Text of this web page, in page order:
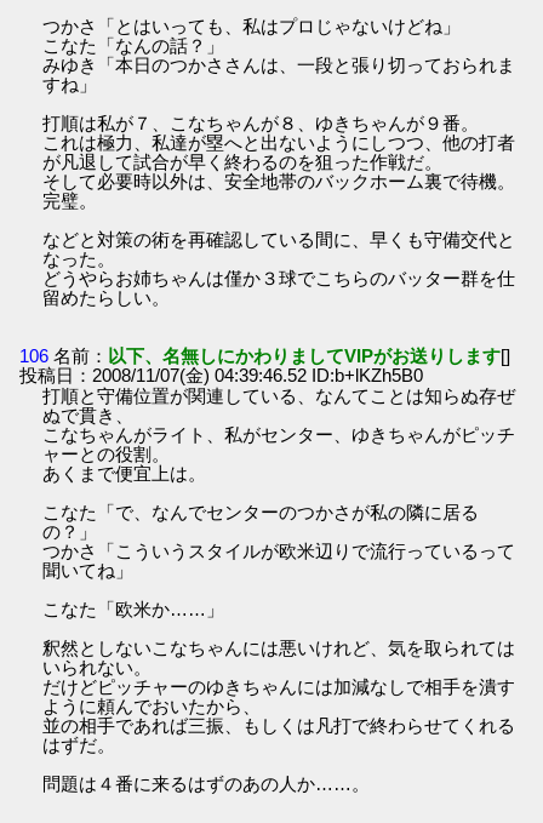
つかさ「とはいっても、私はプロじゃないけどね」
こなた「なんの話？」
みゆき「本日のつかささんは、一段と張り切っておられま
すね」
打順は私が７、こなちゃんが８、ゆきちゃんが９番。
これは極力、私達が塁へと出ないようにしつつ、他の打者
が凡退して試合が早く終わるのを狙った作戦だ。
そして必要時以外は、安全地帯のバックホーム裏で待機。
完璧。
などと対策の術を再確認している間に、早くも守備交代と
なった。
どうやらお姉ちゃんは僅か３球でこちらのバッター群を仕
留めたらしい。
106 名前： 以下、名無しにかわりましてVIPがお送りします[]
投稿日：2008/11/07(金) 04:39:46.52 ID:b+lKZh5B0
打順と守備位置が関連している、なんてことは知らぬ存ぜ
ぬで貫き、
こなちゃんがライト、私がセンター、ゆきちゃんがピッチ
ャーとの役割。
あくまで便宜上は。
こなた「で、なんでセンターのつかさが私の隣に居る
の？」
つかさ「こういうスタイルが欧米辺りで流行っているって
聞いてね」
こなた「欧米か……」
釈然としないこなちゃんには悪いけれど、気を取られては
いられない。
だけどピッチャーのゆきちゃんには加減なしで相手を潰す
ように頼んでおいたから、
並の相手であれば三振、もしくは凡打で終わらせてくれる
はずだ。
問題は４番に来るはずのあの人か……。